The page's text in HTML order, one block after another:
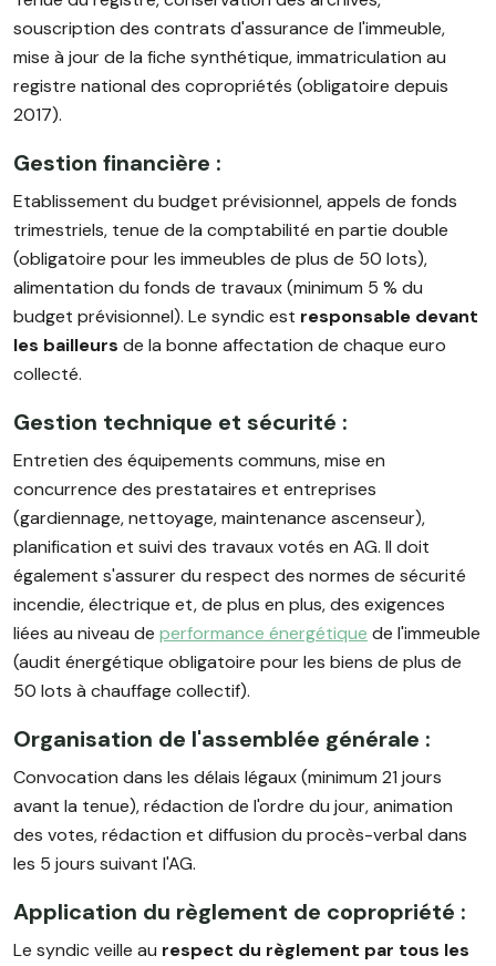
souscription des contrats d'assurance de l'immeuble,
mise à jour de la fiche synthétique, immatriculation au
registre national des copropriétés (obligatoire depuis
2017).
Gestion financière :
Etablissement du budget prévisionnel, appels de fonds
trimestriels, tenue de la comptabilité en partie double
(obligatoire pour les immeubles de plus de 50 lots),
alimentation du fonds de travaux (minimum 5 % du
budget prévisionnel). Le syndic est responsable devant
les bailleurs de la bonne affectation de chaque euro
collecté.
Gestion technique et sécurité :
Entretien des équipements communs, mise en
concurrence des prestataires et entreprises
(gardiennage, nettoyage, maintenance ascenseur),
planification et suivi des travaux votés en AG. Il doit
également s'assurer du respect des normes de sécurité
incendie, électrique et, de plus en plus, des exigences
liées au niveau de performance énergétique de l'immeuble
(audit énergétique obligatoire pour les biens de plus de
50 lots à chauffage collectif).
Organisation de l'assemblée générale :
Convocation dans les délais légaux (minimum 21 jours
avant la tenue), rédaction de l'ordre du jour, animation
des votes, rédaction et diffusion du procès-verbal dans
les 5 jours suivant l'AG.
Application du règlement de copropriété :
Le syndic veille au respect du règlement par tous les